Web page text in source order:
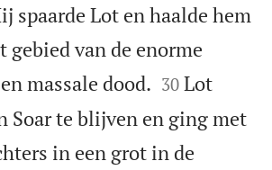
spaarde Lot en haalde hem
van de enorme
massale dood. 

30 Lot
Soar te blijven en ging met
in een grot in de